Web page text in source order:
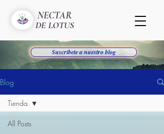
NECTAR
DE LOTUS
Suscríbete a nuestro blog
Blog
All Posts
Tienda